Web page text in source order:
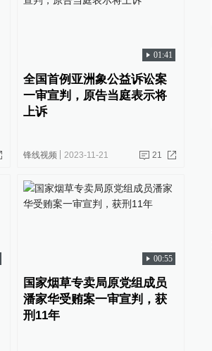
01:41
全国首例亚洲象公益诉讼案
一审宣判，原告当庭表示将
上诉
锋线视频 2023-11-21 21
00:55
国家烟草专卖局原党组成员
潘家华受贿案一审宣判，获
刑11年